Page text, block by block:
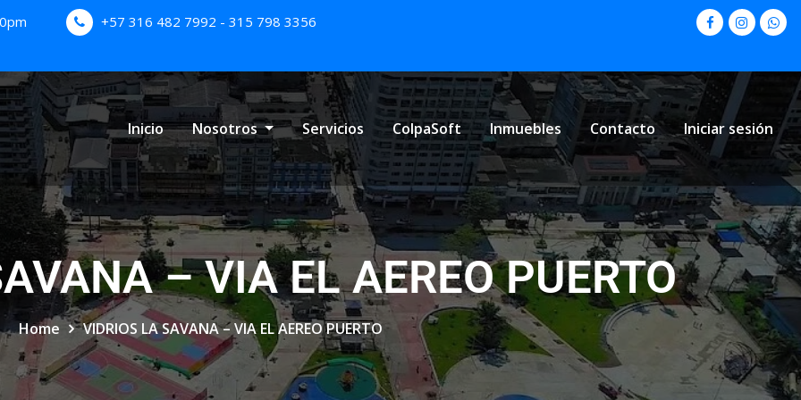
+57 316 482 7992 - 315 798 3356
Inicio Nosotros Servicios ColpaSoft Inmuebles Contacto Iniciar sesión
– VIA EL AEREO PUERTO
Home VIDRIOS LA SAVANA – VIA EL AEREO PUERTO